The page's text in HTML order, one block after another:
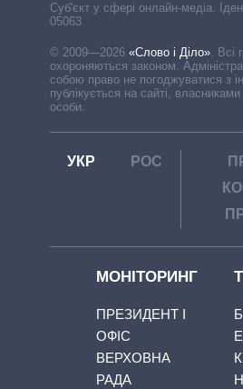
Cуб'єкт у сфері онлайн-медіа.
05063
© 2009—2026 «Слово і Діло». Всі
охороняються законом.
собою право не погоджуватися з
публікується на сайті, власниками
особи.
УКР РОС
МОНІТОРИНГ
ПРЕЗИДЕНТ І
ОФІС
ВЕРХОВНА
РАДА